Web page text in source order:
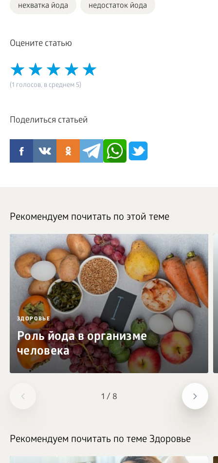
нехватка йода недостаток йода
Оцените статью
(1 голосов, в среднем 5)
Поделиться статьей
1 / 8
Рекомендуем почитать по этой теме
ЗДОРОВЬЕ
Роль йода в организме
человека
Рекомендуем почитать по теме Здоровье